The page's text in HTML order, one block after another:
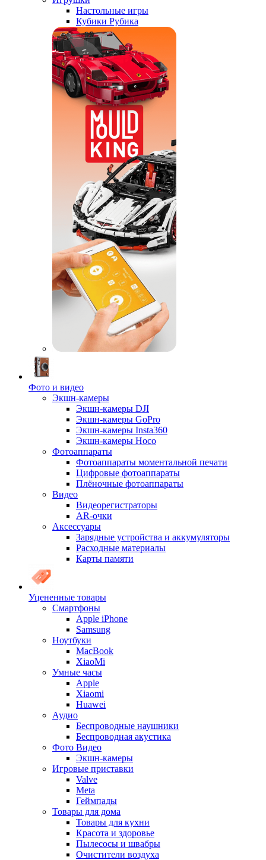
Настольные игры
Кубики Рубика
Фото и видео
Экшн-камеры
Экшн-камеры DJI
Экшн-камеры GoPro
Экшн-камеры Insta360
Экшн-камеры Hoco
Фотоаппараты
Фотоаппараты моментальной печати
Цифровые фотоаппараты
Плёночные фотоаппараты
Видео
Видеорегистраторы
AR-очки
Аксессуары
Зарядные устройства и аккумуляторы
Расходные материалы
Карты памяти
Уцененные товары
Cмартфоны
Apple iPhone
Samsung
Ноутбуки
MacBook
XiaoMi
Умные часы
Apple
Xiaomi
Huawei
Аудио
Беспроводные наушники
Беспроводная акустика
Фото Видео
Экшн-камеры
Игровые приставки
Valve
Meta
Геймпады
Товары для дома
Товары для кухни
Красота и здоровье
Пылесосы и швабры
Очистители воздуха